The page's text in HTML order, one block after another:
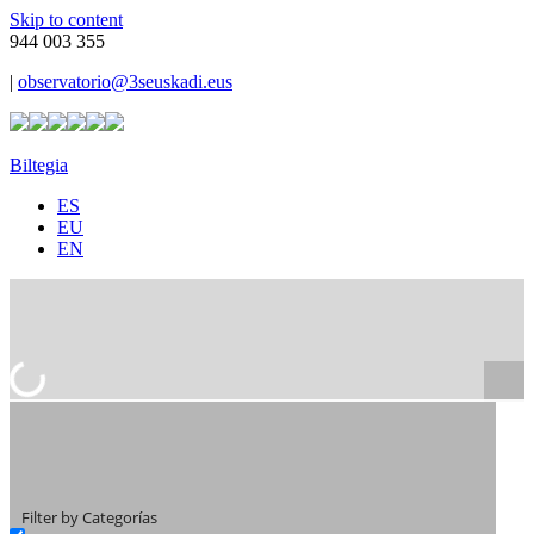
Skip to content
944 003 355
| observatorio@3seuskadi.eus
Biltegia
ES
EU
EN
Filter by Categorías